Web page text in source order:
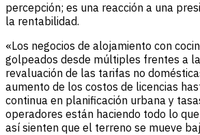
percepción; es una reacción a una
la rentabilidad.
«Los negocios de alojamiento con
golpeados desde múltiples frentes a
revaluación de las tarifas no
aumento de los costos de licencias
continua en planificación urbana y
operadores están haciendo todo lo
así sienten que el terreno se mueve